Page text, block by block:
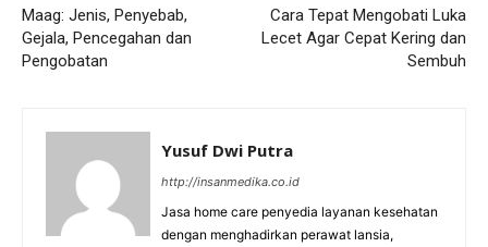
Maag: Jenis, Penyebab,
Gejala, Pencegahan dan
Pengobatan
Cara Tepat Mengobati Luka
Lecet Agar Cepat Kering dan
Sembuh
Yusuf Dwi Putra
http://insanmedika.co.id
Jasa home care penyedia layanan kesehatan
dengan menghadirkan perawat lansia,